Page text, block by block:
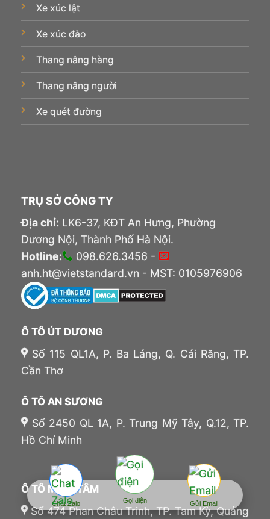
Xe xúc lật
Xe xúc đào
Thang nâng hàng
Thang nâng người
Xe quét đường
TRỤ SỞ CÔNG TY
Địa chỉ: LK6-37, KĐT An Hưng, Phường
Dương Nội, Thành Phố Hà Nội.
Hotline:
098.626.3456 -
anh.ht@vietstandard.vn - MST: 0105976906
Ô TÔ ÚT DƯƠNG
Số 115 QL1A, P. Ba Láng, Q. Cái Răng, TP.
Cần Thơ
Ô TÔ AN SƯƠNG
Số 2450 QL 1A, P. Trung Mỹ Tây, Q.12, TP.
Hồ Chí Minh
Ô TÔ MINH TÂM
Số 474 Phan Châu Trinh, TP. Tam Kỳ, Quảng
Chat Zalo Gọi điện Gửi Email